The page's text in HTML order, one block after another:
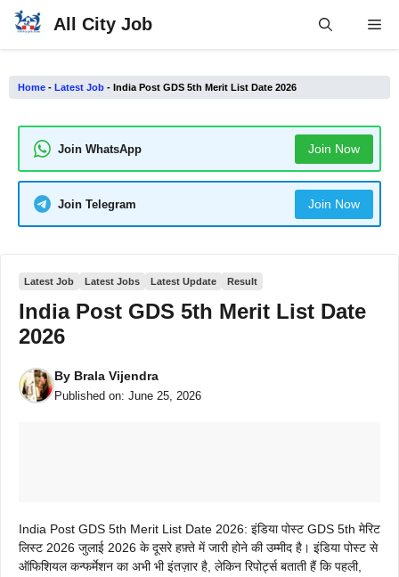
Skip
All City Job
Home - Latest Job - India Post GDS 5th Merit List Date 2026
Join WhatsApp Join Now
Join Telegram Join Now
Latest Job Latest Jobs Latest Update Result
India Post GDS 5th Merit List Date
2026
By Brala Vijendra
Published on: June 25, 2026
India Post GDS 5th Merit List Date 2026: इंडिया पोस्ट GDS 5th मेरिट
लिस्ट 2026 जुलाई 2026 के दूसरे हफ़्ते में जारी होने की उम्मीद है। इंडिया पोस्ट से
ऑफिशियल कन्फर्मेशन का अभी भी इंतज़ार है, लेकिन रिपोर्ट्स बताती हैं कि पहली,